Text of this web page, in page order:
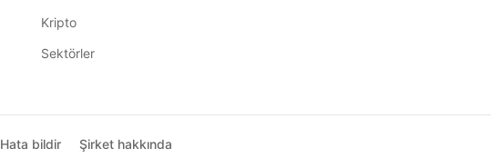
Kripto
Sektörler
Hata bildir Şirket hakkında